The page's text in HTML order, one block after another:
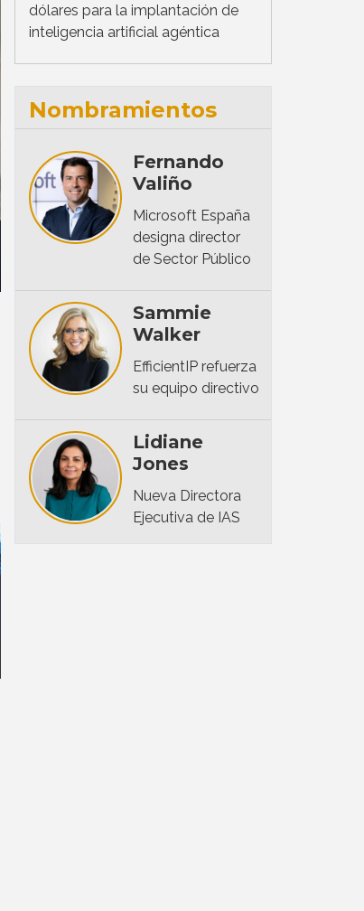
dólares para la implantación de
inteligencia artificial agéntica
Nombramientos
Fernando
Valiño
Microsoft España
designa director
de Sector Público
Sammie
Walker
EfficientIP refuerza
su equipo directivo
Lidiane
Jones
Nueva Directora
Ejecutiva de IAS